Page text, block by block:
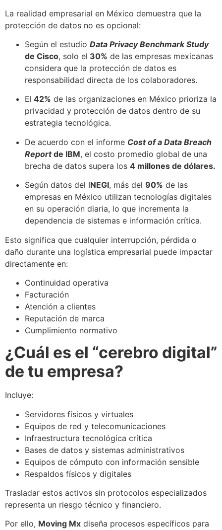
La realidad empresarial en México demuestra que la
protección de datos no es opcional:
Según el estudio Data Privacy Benchmark Study
de Cisco, solo el 30% de las empresas mexicanas
considera que la protección de datos es
responsabilidad directa de los colaboradores.
El 42% de las organizaciones en México prioriza la
privacidad y protección de datos dentro de su
estrategia tecnológica.
De acuerdo con el informe Cost of a Data Breach
Reportde IBM, el costo promedio global de una
brecha de datos supera los 4 millones de dólares.
Según datos del INEGI, más del 90% de las
empresas en México utilizan tecnologías digitales
en su operación diaria, lo que incrementa la
dependencia de sistemas e información crítica.
Esto significa que cualquier interrupción, pérdida o
daño durante una logística empresarial puede impactar
directamente en:
Continuidad operativa
Facturación
Atención a clientes
Reputación de marca
Cumplimiento normativo
¿Cuál es el “cerebro digital”
de tu empresa?
Incluye:
Servidores físicos y virtuales
Equipos de red y telecomunicaciones
Infraestructura tecnológica crítica
Bases de datos y sistemas administrativos
Equipos de cómputo con información sensible
Respaldos físicos y digitales
Trasladar estos activos sin protocolos especializados
representa un riesgo técnico y financiero.
Por ello, Moving Mx diseña procesos específicos para